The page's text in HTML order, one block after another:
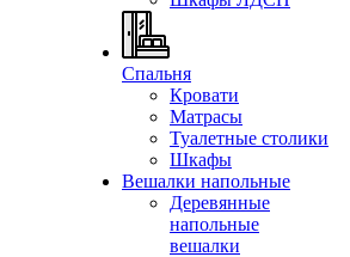
Спальня
Кровати
Матрасы
Туалетные столики
Шкафы
Вешалки напольные
Деревянные
напольные
вешалки